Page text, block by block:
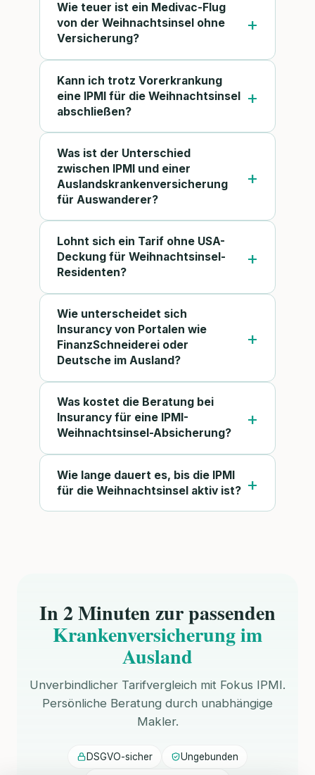
Wie teuer ist ein Medivac-Flug
von der Weihnachtsinsel ohne
Versicherung?
Kann ich trotz Vorerkrankung
eine IPMI für die Weihnachtsinsel
abschließen?
Was ist der Unterschied
zwischen IPMI und einer
Auslandskrankenversicherung
für Auswanderer?
Lohnt sich ein Tarif ohne USA-
Deckung für Weihnachtsinsel-
Residenten?
Wie unterscheidet sich
Insurancy von Portalen wie
FinanzSchneiderei oder
Deutsche im Ausland?
Was kostet die Beratung bei
Insurancy für eine IPMI-
Weihnachtsinsel-Absicherung?
Wie lange dauert es, bis die IPMI
für die Weihnachtsinsel aktiv ist?
In 2 Minuten zur passenden
Krankenversicherung im
Ausland
Unverbindlicher Tarifvergleich mit Fokus IPMI.
Persönliche Beratung durch unabhängige
Makler.
DSGVO-sicher Ungebunden